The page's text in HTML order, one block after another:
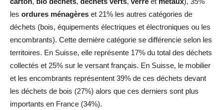
les ordures ménagères et 21% les autres catégories de
déchets (bois, équipements électriques et électroniques ou les
encombrants). Cette dernière catégorie se différencie selon les
territoires. En Suisse, elle représente 17% du total des déchets
collectés et 25% sur le versant français. En Suisse, le mobilier
et les encombrants représentent 39% de ces déchets devant
les déchets de bois (27%) alors que ces derniers sont plus
importants en France (34%).